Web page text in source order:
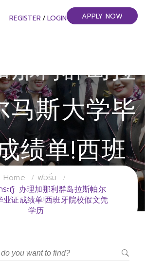
REGISTER / LOGIN APPLY NOW
那利群岛拉
马斯大学毕
绩单!西班
假文凭学历
การจัดการอุตสาหกรรมบริการ
Home
ฟอรั่ม
ะทู้: 办理加那利群岛拉斯帕尔
业证成绩单!西班牙院校假文凭
学历